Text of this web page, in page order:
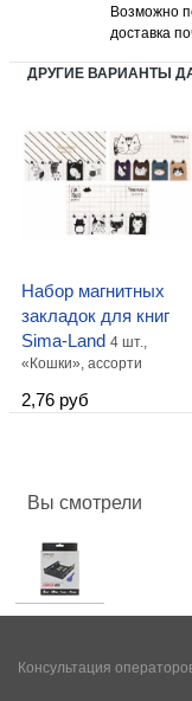
Возможно
доставка
ДРУГИЕ ВАРИАНТЫ
Набор магнитных
закладок для книг
Sima-Land 4 шт.,
«Кошки», ассорти
2,76 руб
Вы смотрели
Консультация